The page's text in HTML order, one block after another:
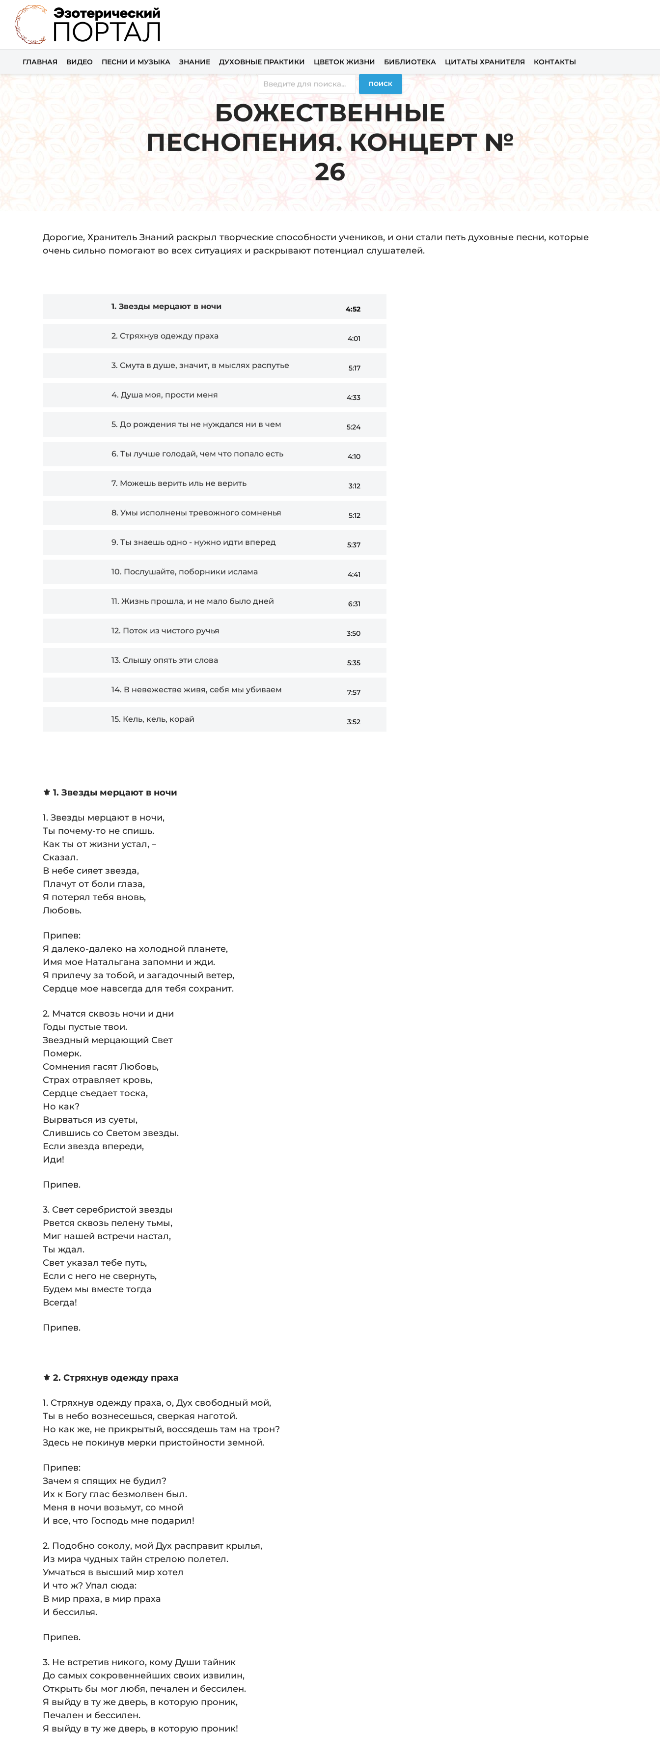
ГЛАВНАЯ ВИДЕО ПЕСНИ И МУЗЫКА ЗНАНИЕ ДУХОВНЫЕ ПРАКТИКИ ЦВЕТОК ЖИЗНИ БИБЛИОТЕКА ЦИТАТЫ ХРАНИТЕЛЯ КОНТАКТЫ
ПОИСК
БОЖЕСТВЕННЫЕ
ПЕСНОПЕНИЯ. КОНЦЕРТ №
26
Дорогие, Хранитель Знаний раскрыл творческие способности учеников, и они стали петь духовные песни, которые
очень сильно помогают во всех ситуациях и раскрывают потенциал слушателей.
1. Звезды мерцают в ночи 4:52
2. Стряхнув одежду праха 4:01
3. Смута в душе, значит, в мыслях распутье 5:17
4. Душа моя, прости меня 4:33
5. До рождения ты не нуждался ни в чем 5:24
6. Ты лучше голодай, чем что попало есть 4:10
7. Можешь верить иль не верить 3:12
8. Умы исполнены тревожного сомненья 5:12
9. Ты знаешь одно - нужно идти вперед 5:37
10. Послушайте, поборники ислама 4:41
11. Жизнь прошла, и не мало было дней 6:31
12. Поток из чистого ручья 3:50
13. Слышу опять эти слова 5:35
14. В невежестве живя, себя мы убиваем 7:57
15. Кель, кель, корай 3:52
⚜️ 1. Звезды мерцают в ночи
1. Звезды мерцают в ночи,
Ты почему-то не спишь.
Как ты от жизни устал, –
Сказал.
В небе сияет звезда,
Плачут от боли глаза,
Я потерял тебя вновь,
Любовь.
Припев:
Я далеко-далеко на холодной планете,
Имя мое Натальгана запомни и жди.
Я прилечу за тобой, и загадочный ветер,
Сердце мое навсегда для тебя сохранит.
2. Мчатся сквозь ночи и дни
Годы пустые твои.
Звездный мерцающий Свет
Померк.
Сомнения гасят Любовь,
Страх отравляет кровь,
Сердце съедает тоска,
Но как?
Вырваться из суеты,
Слившись со Светом звезды.
Если звезда впереди,
Иди!
Припев.
3. Свет серебристой звезды
Рвется сквозь пелену тьмы,
Миг нашей встречи настал,
Ты ждал.
Свет указал тебе путь,
Если с него не свернуть,
Будем мы вместе тогда
Всегда!
Припев.
⚜️ 2. Стряхнув одежду праха
1. Стряхнув одежду праха, о, Дух свободный мой,
Ты в небо вознесешься, сверкая наготой.
Но как же, не прикрытый, воссядешь там на трон?
Здесь не покинув мерки пристойности земной.
Припев:
Зачем я спящих не будил?
Их к Богу глас безмолвен был.
Меня в ночи возьмут, со мной
И все, что Господь мне подарил!
2. Подобно соколу, мой Дух расправит крылья,
Из мира чудных тайн стрелою полетел.
Умчаться в высший мир хотел
И что ж? Упал сюда:
В мир праха, в мир праха
И бессилья.
Припев.
3. Не встретив никого, кому Души тайник
До самых сокровеннейших своих извилин,
Открыть бы мог любя, печален и бессилен.
Я выйду в ту же дверь, в которую проник,
Печален и бессилен.
Я выйду в ту же дверь, в которую проник!